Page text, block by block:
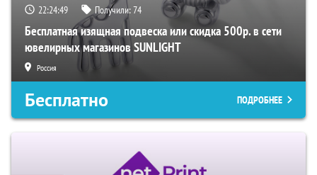
22:24:48 Получили:74
Бесплатная изящная подвеска или скидка 500р. в сети
ювелирных магазинов SUNLIGHT
Россия
Бесплатно ПОДРОБНЕЕ